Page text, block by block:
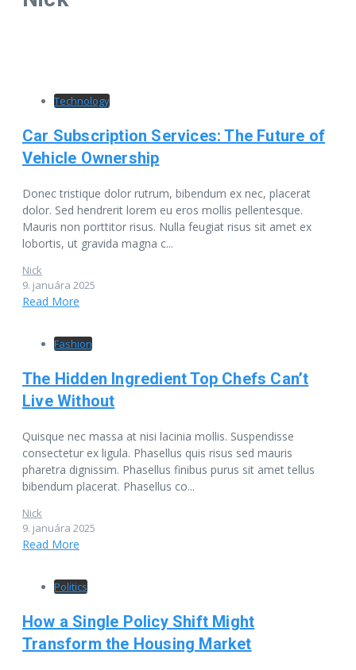
Technology
Car Subscription Services: The Future of
Vehicle Ownership
Donec tristique dolor rutrum, bibendum ex nec, placerat
dolor. Sed hendrerit lorem eu eros mollis pellentesque.
Mauris non porttitor risus. Nulla feugiat risus sit amet ex
lobortis, ut gravida magna c...
Nick
9. januára 2025
Read More
Fashion
The Hidden Ingredient Top Chefs Can’t
Live Without
Quisque nec massa at nisi lacinia mollis. Suspendisse
consectetur ex ligula. Phasellus quis risus sed mauris
pharetra dignissim. Phasellus finibus purus sit amet tellus
bibendum placerat. Phasellus co...
Nick
9. januára 2025
Read More
Politics
How a Single Policy Shift Might
Transform the Housing Market